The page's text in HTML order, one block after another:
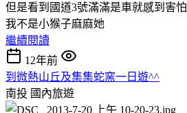
但是看到國道3號滿滿是車就感到害
我不是小猴子麻麻她
繼續閱讀
12年前
到微熱山丘及集集蛇窯一日遊^^
南投 國內旅遊